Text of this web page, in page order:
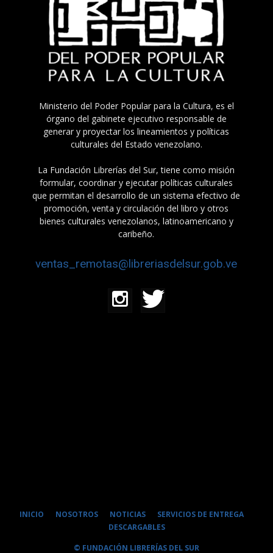
Ministerio del Poder Popular para la Cultura, es el
órgano del gabinete ejecutivo responsable de
generar y proyectar los lineamientos y políticas
culturales del Estado venezolano.
La Fundación Librerías del Sur, tiene como misión
formular, coordinar y ejecutar políticas culturales
que permitan el desarrollo de un sistema efectivo de
promoción, venta y circulación del libro y otros
bienes culturales venezolanos, latinoamericano y
caribeño.
ventas_remotas@libreriasdelsur.gob.ve
INICIO NOSOTROS NOTICIAS
SERVICIOS DE ENTREGA
DESCARGABLES
© FUNDACIÓN LIBRERÍAS DEL SUR